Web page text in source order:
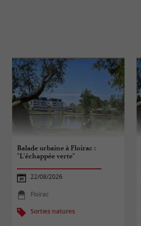
Balade urbaine à Floirac :
"L'échappée verte"
22/08/2026
Floirac
Sorties natures